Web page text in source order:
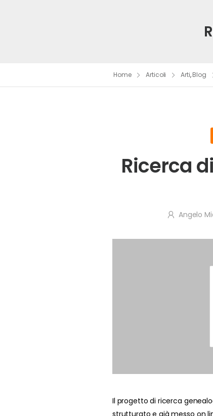
Home Articoli Arti,Blog
Ricerca
Angelo
Il progetto di ricerca